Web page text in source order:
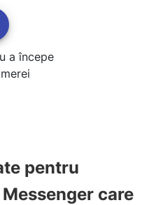
a începe
pentru
care